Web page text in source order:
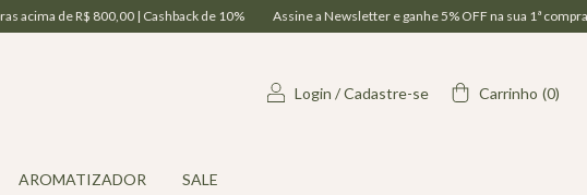
Assine a Newsletter e ganhe 5% OFF na sua 1ª compra | Parcelamento em até 6x| Frete Grátis
Login /Cadastre-se Carrinho (0)
AROMATIZADOR SALE